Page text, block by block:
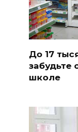
До 17
забудьте
школе